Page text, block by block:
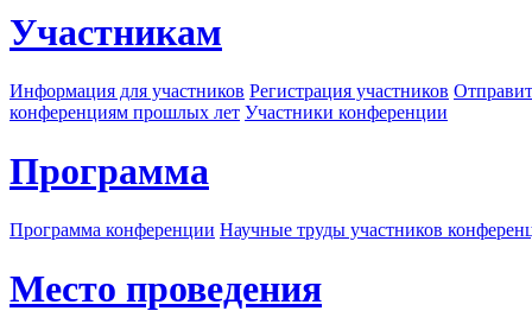
Участникам
Информация для участников Регистрация участников
конференциям прошлых лет Участники конференции
Программа
Программа конференции Научные труды участников
Место проведения